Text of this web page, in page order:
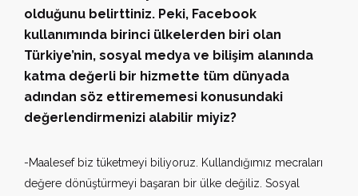
olduğunu belirttiniz. Peki, Facebook
kullanımında birinci ülkelerden biri olan
Türkiye’nin, sosyal medya ve bilişim alanında
katma değerli bir hizmette tüm dünyada
adından söz ettirememesi konusundaki
değerlendirmenizi alabilir miyiz?
-Maalesef biz tüketmeyi biliyoruz. Kullandığımız mecraları
değere dönüştürmeyi başaran bir ülke değiliz. Sosyal